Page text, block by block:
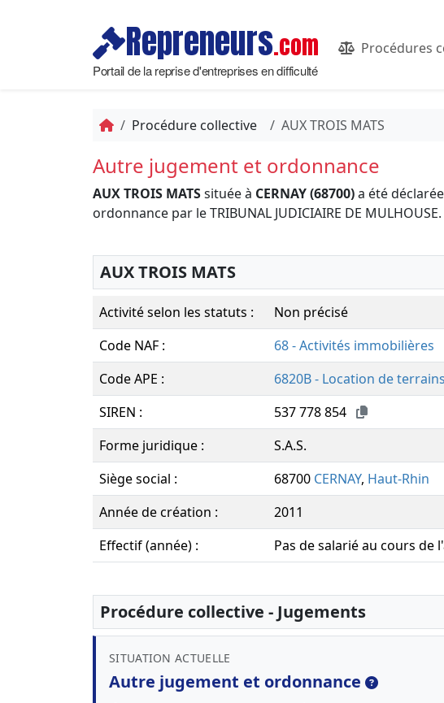
Repreneurs.com
Portail de la reprise d'entreprises en difficulté
Procédures
Procédure collective AUX TROIS MATS
Autre jugement et ordonnance
AUX TROIS MATSsituée à CERNAY (68700)a été
ordonnance par le TRIBUNAL JUDICIAIRE DE MULHOUSE.
AUX TROIS MATS
Activité selon les statuts :
Non précisé
Code NAF :
68 - Activités immobilières
Code APE :
6820B - Location de
SIREN :
537 778 854
Forme juridique :
S.A.S.
Siège social :
68700 CERNAY, Haut-Rhin
Année de création :
2011
Effectif (année) :
Pas de salarié au cours de
Procédure collective - Jugements
SITUATION ACTUELLE
Autre jugement et ordonnance